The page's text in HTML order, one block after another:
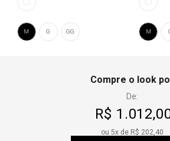
G GG
M M
Compre o look
De:
R$
ou 5x de R$ 202,40